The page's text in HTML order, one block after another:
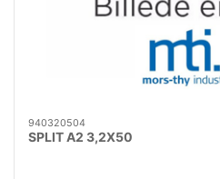
940320504
SPLIT A2 3,2X50